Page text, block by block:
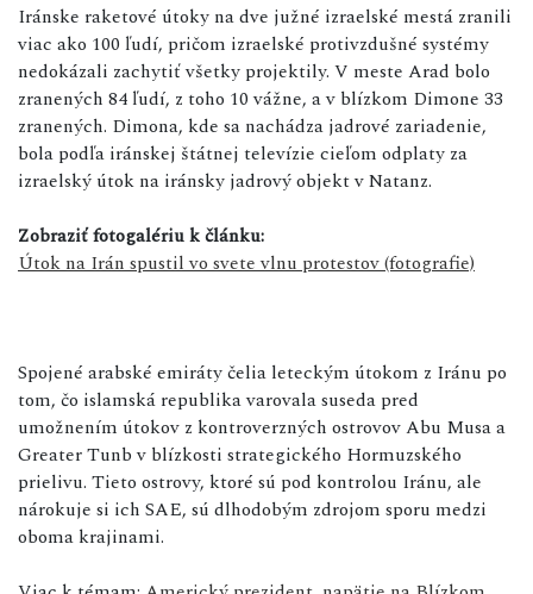
Iránske raketové útoky na dve južné izraelské mestá zranili
viac ako 100 ľudí, pričom izraelské protivzdušné systémy
nedokázali zachytiť všetky projektily. V meste Arad bolo
zranených 84 ľudí, z toho 10 vážne, a v blízkom Dimone 33
zranených. Dimona, kde sa nachádza jadrové zariadenie,
bola podľa iránskej štátnej televízie cieľom odplaty za
izraelský útok na iránsky jadrový objekt v Natanz.
Zobraziť fotogalériu k článku:
Útok na Irán spustil vo svete vlnu protestov (fotografie)
Spojené arabské emiráty čelia leteckým útokom z Iránu po
tom, čo islamská republika varovala suseda pred
umožnením útokov z kontroverzných ostrovov Abu Musa a
Greater Tunb v blízkosti strategického Hormuzského
prielivu. Tieto ostrovy, ktoré sú pod kontrolou Iránu, ale
nárokuje si ich SAE, sú dlhodobým zdrojom sporu medzi
oboma krajinami.